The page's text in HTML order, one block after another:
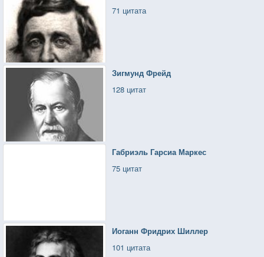
71 цитата
Зигмунд Фрейд
128 цитат
Габриэль Гарсиа Маркес
75 цитат
Иоганн Фридрих Шиллер
101 цитата